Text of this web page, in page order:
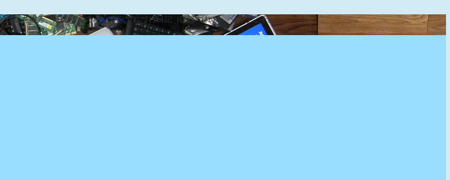
常を綴る『ぽぽろんのパソコンつれづれ日記（ぽぽづれ）』へようこそ。